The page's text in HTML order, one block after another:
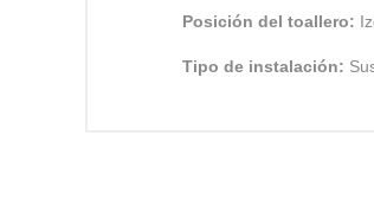
Posición del toallero:
Tipo de instalación: